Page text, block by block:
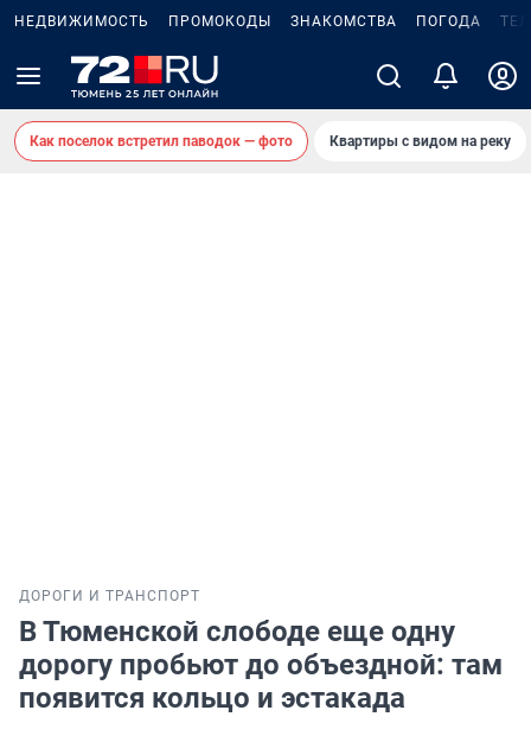
НЕДВИЖИМОСТЬ ПРОМОКОДЫ ЗНАКОМСТВА ПОГОДА
Как поселок встретил паводок — фото Квартиры с видом на реку
ДОРОГИ И ТРАНСПОРТ
В Тюменской слободе еще одну
дорогу пробьют до объездной: там
появится кольцо и эстакада